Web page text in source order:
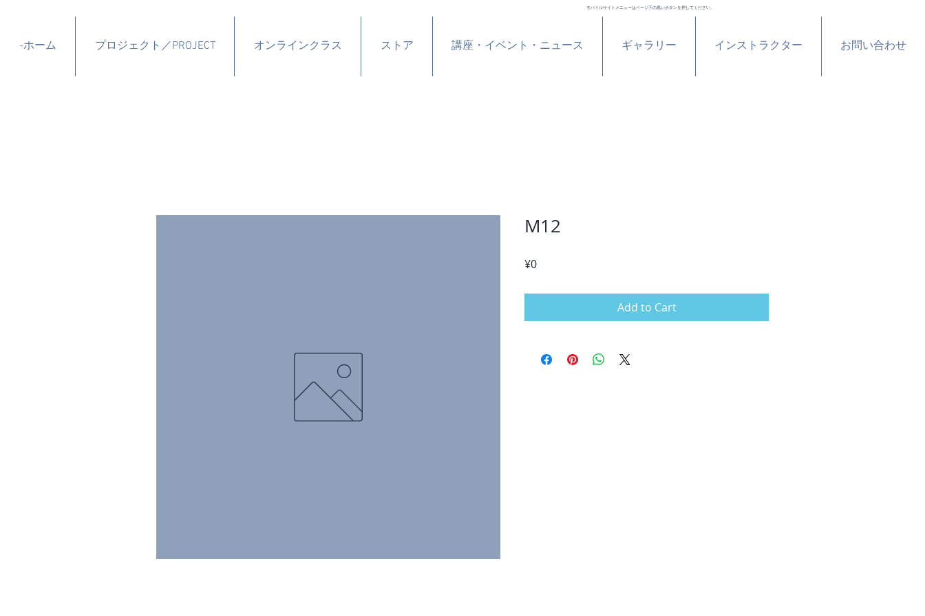
モバイルサイトメニューはページ下の黒いボタンを押してください。
-ホーム プロジェクト／PROJECT オンラインクラス ストア 講座・イベント・ニュース ギャラリー インストラクター お問い合わせ
M12
¥0Price
Add to Cart